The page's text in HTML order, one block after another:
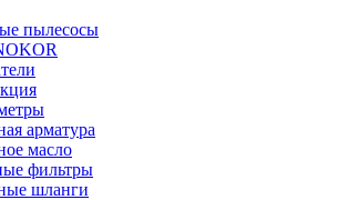
пылесосы
арматура
масло
фильтры
шланги